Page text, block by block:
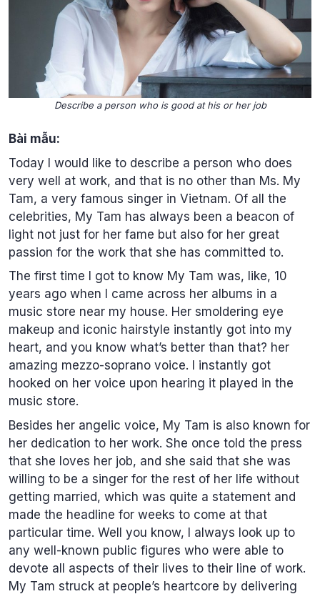
Describe a person who is good at his or her job
Bài mẫu:
Today I would like to describe a person who does
very well at work, and that is no other than Ms. My
Tam, a very famous singer in Vietnam. Of all the
celebrities, My Tam has always been a beacon of
light not just for her fame but also for her great
passion for the work that she has committed to.
The first time I got to know My Tam was, like, 10
years ago when I came across her albums in a
music store near my house. Her smoldering eye
makeup and iconic hairstyle instantly got into my
heart, and you know what’s better than that? her
amazing mezzo-soprano voice. I instantly got
hooked on her voice upon hearing it played in the
music store.
Besides her angelic voice, My Tam is also known for
her dedication to her work. She once told the press
that she loves her job, and she said that she was
willing to be a singer for the rest of her life without
getting married, which was quite a statement and
made the headline for weeks to come at that
particular time. Well you know, I always look up to
any well-known public figures who were able to
devote all aspects of their lives to their line of work.
My Tam struck at people’s heartcore by delivering